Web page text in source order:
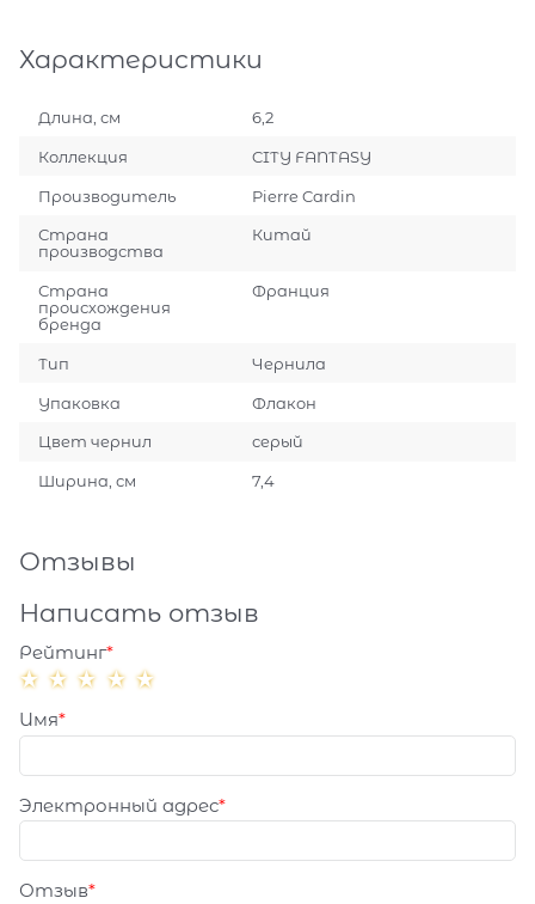
Характеристики
Длина, см 6,2
Коллекция CITY FANTASY
Производитель Pierre Cardin
Страна
производства
Китай
Страна
происхождения
бренда
Франция
Тип Чернила
Упаковка Флакон
Цвет чернил серый
Ширина, см 7,4
Отзывы
Написать отзыв
Рейтинг
Имя
Электронный адрес
Отзыв